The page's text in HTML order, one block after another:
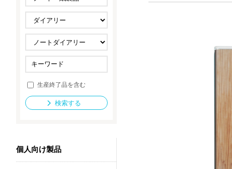
スマートフォン・
タブレット関連
防災・
セキュリティ用品
シルバー
法人向け製品
ドキュメントスキャニングサービス
導入事例
サステナビリティ
生産終了品を含む
検索する
個人向け製品